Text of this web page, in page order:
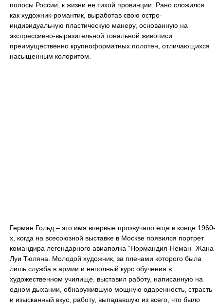
полосы России, к жизни ее тихой провинции. Рано сложился
как художник-романтик, выработав свою остро-
индивидуальную пластическую манеру, основанную на
экспрессивно-выразительной тональной живописи
преимущественно крупноформатных полотен, отличающихся
насыщенным колоритом.
Герман Гольд – это имя впервые прозвучало еще в конце 1960-
х, когда на всесоюзной выставке в Москве появился портрет
командира легендарного авиаполка “Нормандия-Неман” Жана
Луи Тюляна. Молодой художник, за плечами которого была
лишь служба в армии и неполный курс обучения в
художественном училище, выставил работу, написанную на
одном дыхании, обнаружившую мощную одаренность, страсть
и изысканный вкус, работу, выпадавшую из всего, что было